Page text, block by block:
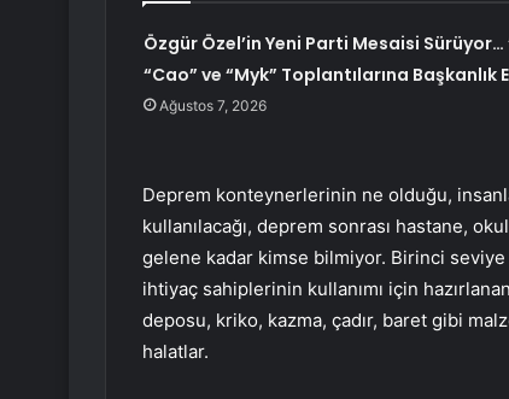
Özgür Özel’in Yeni Parti Mesaisi Sürüyor…
“Cao” ve “Myk” Toplantılarına Başkanlık
Ağustos 7, 2026
Deprem konteynerlerinin ne olduğu,
kullanılacağı, deprem sonrası hastane,
gelene kadar kimse bilmiyor. Birinci
ihtiyaç sahiplerinin kullanımı için
deposu, kriko, kazma, çadır, baret gibi
halatlar.